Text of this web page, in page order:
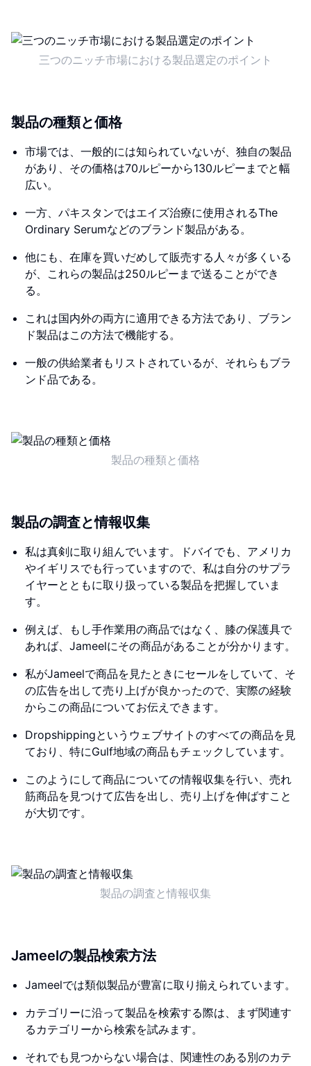
三つのニッチ市場における製品選定のポイント
製品の種類と価格
市場では、一般的には知られていないが、独自の製品
があり、その価格は70ルピーから130ルピーまでと幅
広い。
一方、パキスタンではエイズ治療に使用されるThe
Ordinary Serumなどのブランド製品がある。
他にも、在庫を買いだめして販売する人々が多くいる
が、これらの製品は250ルピーまで送ることができ
る。
これは国内外の両方に適用できる方法であり、ブラン
ド製品はこの方法で機能する。
一般の供給業者もリストされているが、それらもブラ
ンド品である。
製品の種類と価格
製品の調査と情報収集
私は真剣に取り組んでいます。ドバイでも、アメリカ
やイギリスでも行っていますので、私は自分のサプラ
イヤーとともに取り扱っている製品を把握していま
す。
例えば、もし手作業用の商品ではなく、膝の保護具で
あれば、Jameelにその商品があることが分かります。
私がJameelで商品を見たときにセールをしていて、そ
の広告を出して売り上げが良かったので、実際の経験
からこの商品についてお伝えできます。
Dropshippingというウェブサイトのすべての商品を見
ており、特にGulf地域の商品もチェックしています。
このようにして商品についての情報収集を行い、売れ
筋商品を見つけて広告を出し、売り上げを伸ばすこと
が大切です。
製品の調査と情報収集
Jameelの製品検索方法
Jameelでは類似製品が豊富に取り揃えられています。
カテゴリーに沿って製品を検索する際は、まず関連す
るカテゴリーから検索を試みます。
それでも見つからない場合は、関連性のある別のカテ